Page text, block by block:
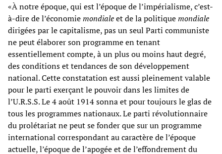
«À notre époque, qui est l’époque de l’impérialisme, c’est-
à-dire de l’économiemondialeet de la politiquemondiale
dirigées par le capitalisme, pas un seul Parti communiste
ne peut élaborer son programme en tenant
essentiellement compte, à un plus ou moins haut degré,
des conditions et tendances de son développement
national. Cette constatation est aussi pleinement valable
pour le parti exerçant le pouvoir dans les limites de
l’U.R.S.S. Le 4 août 1914 sonna et pour toujours le glas de
tous les programmes nationaux. Le parti révolutionnaire
du prolétariat ne peut se fonder que sur un programme
international correspondant au caractère de l’époque
actuelle, l’époque de l’apogée et de l’effondrement du